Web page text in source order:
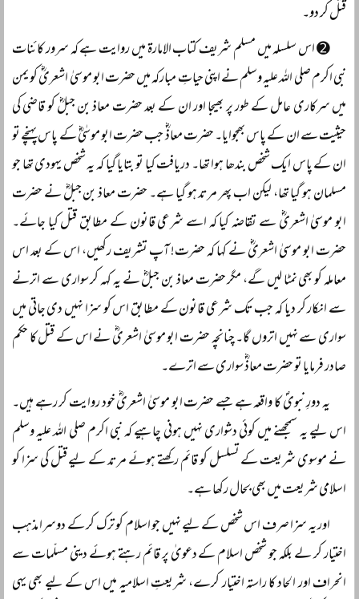
قتل کر دو۔
➋ اس سلسلہ میں مسلم شریف كتاب الامارۃ میں روایت ہے کہ سرور کائنات
نبی اکرم صلی اللہ علیہ وسلم نے اپنی حیاتِ مبارکہ میں حضرت ابو موسیٰ اشعریؓ کو یمن
میں سرکاری عامل کے طور پر بھیجا اور ان کے بعد حضرت معاذ بن جبلؓ کو قاضی کی
حیثیت سے ان کے پاس بھجوایا۔ حضرت معاذؓ جب حضرت ابو موسٰیٰؓ کے پاس پہنچے تو
ان کے پاس ایک شخص بندھا ہوا تھا۔ دریافت کیا تو بتایا گیا کہ یہ شخص یہودی تھا جو
مسلمان ہو گیا تھا، لیکن اب پھر مرتد ہو گیا ہے۔ حضرت معاذ بن جبلؓ نے حضرت
ابو موسیٰ اشعریؓ سے تقاضہ کیا کہ اسے شرعی قانون کے مطابق قتل کیا جائے۔
حضرت ابو موسیٰ اشعریؓ نے کہا کہ حضرت! آپ تشریف رکھیں، اس کے بعد اس
معاملہ کو بھی نمٹا لیں گے، مگر حضرت معاذ بن جبلؓ نے یہ کہہ کر سواری سے اترنے
سے انکار کر دیا کہ جب تک شرعی قانون کے مطابق اس کو سزا نہیں دی جاتی میں
سواری سے نہیں اتروں گا۔ چنانچہ حضرت ابو موسیٰ اشعریؓ نے اس کے قتل کا حکم
صادر فرمایا تو حضرت معاذؓ سواری سے اترے۔
یہ دورِ نبویؐ کا واقعہ ہے جسے حضرت ابو موسیٰ اشعریؓ خود روایت کر رہے ہیں۔
اس لیے یہ سمجھنے میں کوئی دشواری نہیں ہونی چاہیے کہ نبی اکرم صلی اللہ علیہ وسلم
نے موسوی شریعت کے تسلسل کو قائم رکھتے ہوئے مرتد کے لیے قتل کی سزا کو
اسلامی شریعت میں بھی بحال رکھا ہے۔
اور یہ سزا صرف اس شخص کے لیے نہیں جو اسلام کو ترک کر کے دوسرا مذہب
اختیار کر لے بلکہ جو شخص اسلام کے دعویٰ پر قائم رہتے ہوئے دینی مسلّمات سے
انحراف اور الحاد کا راستہ اختیار کرے، شریعتِ اسلامیہ میں اس کے لیے بھی یہی